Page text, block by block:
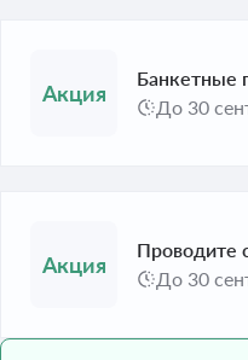
Банкетные
До 30
Проводите
До 30